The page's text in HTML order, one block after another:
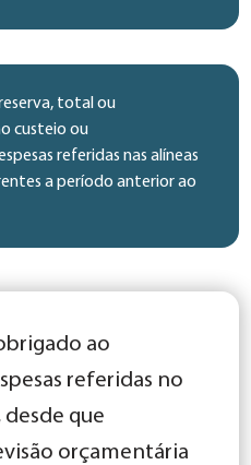
total ou
custeio ou
referidas nas alíneas
a período anterior ao
ao
referidas no
que
orçamentária